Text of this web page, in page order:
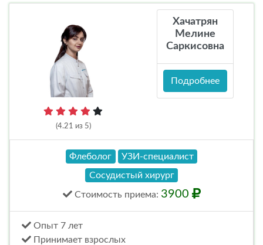
(4.21 из 5)
Хачатрян
Мелине
Саркисовна
Подробнее
Флеболог
УЗИ-специалист
Сосудистый хирург
Стоимость приема: 3900
Опыт 7 лет
Принимает взрослых